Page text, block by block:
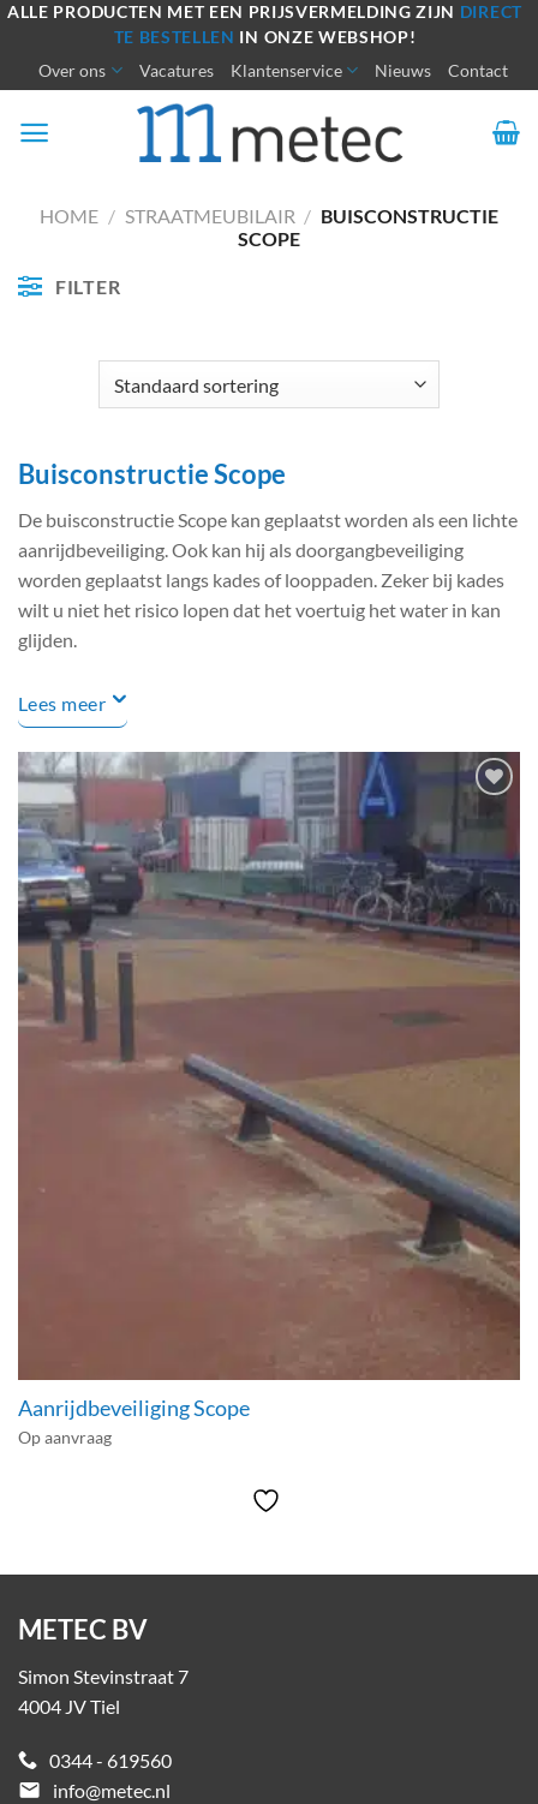
Ga
inhoud
ALLE PRODUCTEN MET EEN PRIJSVERMELDING ZIJN DIRECT
TE BESTELLEN IN ONZE WEBSHOP!
Over ons Vacatures Klantenservice Nieuws Contact
HOME / STRAATMEUBILAIR / BUISCONSTRUCTIE
SCOPE
FILTER
Buisconstructie Scope
De buisconstructie Scope kan geplaatst worden als een lichte
aanrijdbeveiliging. Ook kan hij als doorgangbeveiliging
worden geplaatst langs kades of looppaden. Zeker bij kades
wilt u niet het risico lopen dat het voertuig het water in kan
glijden.
Lees meer
Aanrijdbeveiliging Scope
Op aanvraag
METEC BV
Simon Stevinstraat 7
4004 JV Tiel
0344 - 619560
email
info@metec.nl